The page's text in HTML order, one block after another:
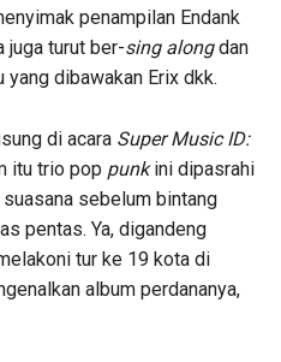
penampilan Endank
juga turut ber-sing alongdan
dibawakan Erix dkk.
di acara Super Music ID:
itu trio pop punkini dipasrahi
sebelum bintang
pentas. Ya, digandeng
tur ke 19 kota di
album perdananya,